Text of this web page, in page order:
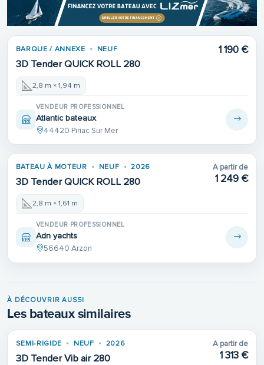
BARQUE / ANNEXE NEUF
3D Tender QUICK ROLL 280
1 190 €
2,8 m × 1,94 m
VENDEUR PROFESSIONNEL
Atlantic bateaux
44420 Piriac Sur Mer
BATEAU À MOTEUR NEUF 2026
3D Tender QUICK ROLL 280
A partir de
1 249 €
2,8 m × 1,61 m
VENDEUR PROFESSIONNEL
Adn yachts
56640 Arzon
À DÉCOUVRIR AUSSI
Les bateaux similaires
SEMI-RIGIDE NEUF 2026
3D Tender Vib air 280
A partir de
1 313 €